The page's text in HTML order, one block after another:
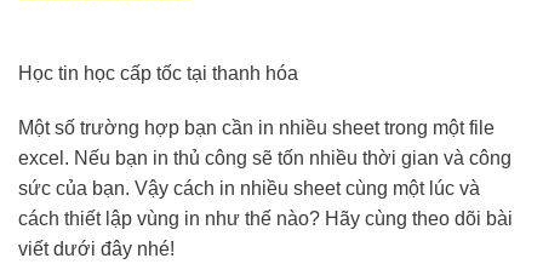
Học tin học cấp tốc tại thanh hóa
Một số trường hợp bạn cần in nhiều sheet trong một file
excel. Nếu bạn in thủ công sẽ tốn nhiều thời gian và công
sức của bạn. Vậy cách in nhiều sheet cùng một lúc và
cách thiết lập vùng in như thế nào? Hãy cùng theo dõi bài
viết dưới đây nhé!